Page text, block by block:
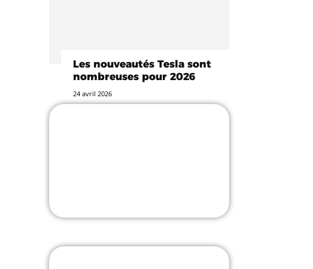
Les nouveautés Tesla sont
nombreuses pour 2026
24 avril 2026
J'Y VAIS